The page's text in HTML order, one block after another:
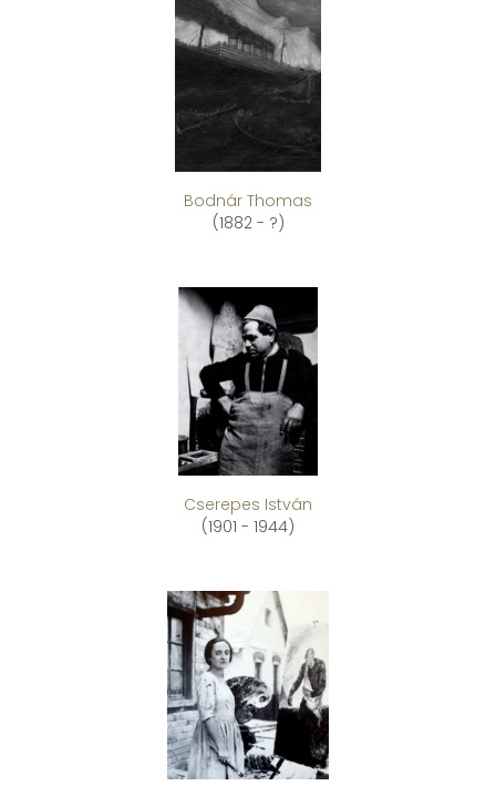
Bodnár Thomas
(1882 - ?)
Cserepes István
(1901 - 1944)